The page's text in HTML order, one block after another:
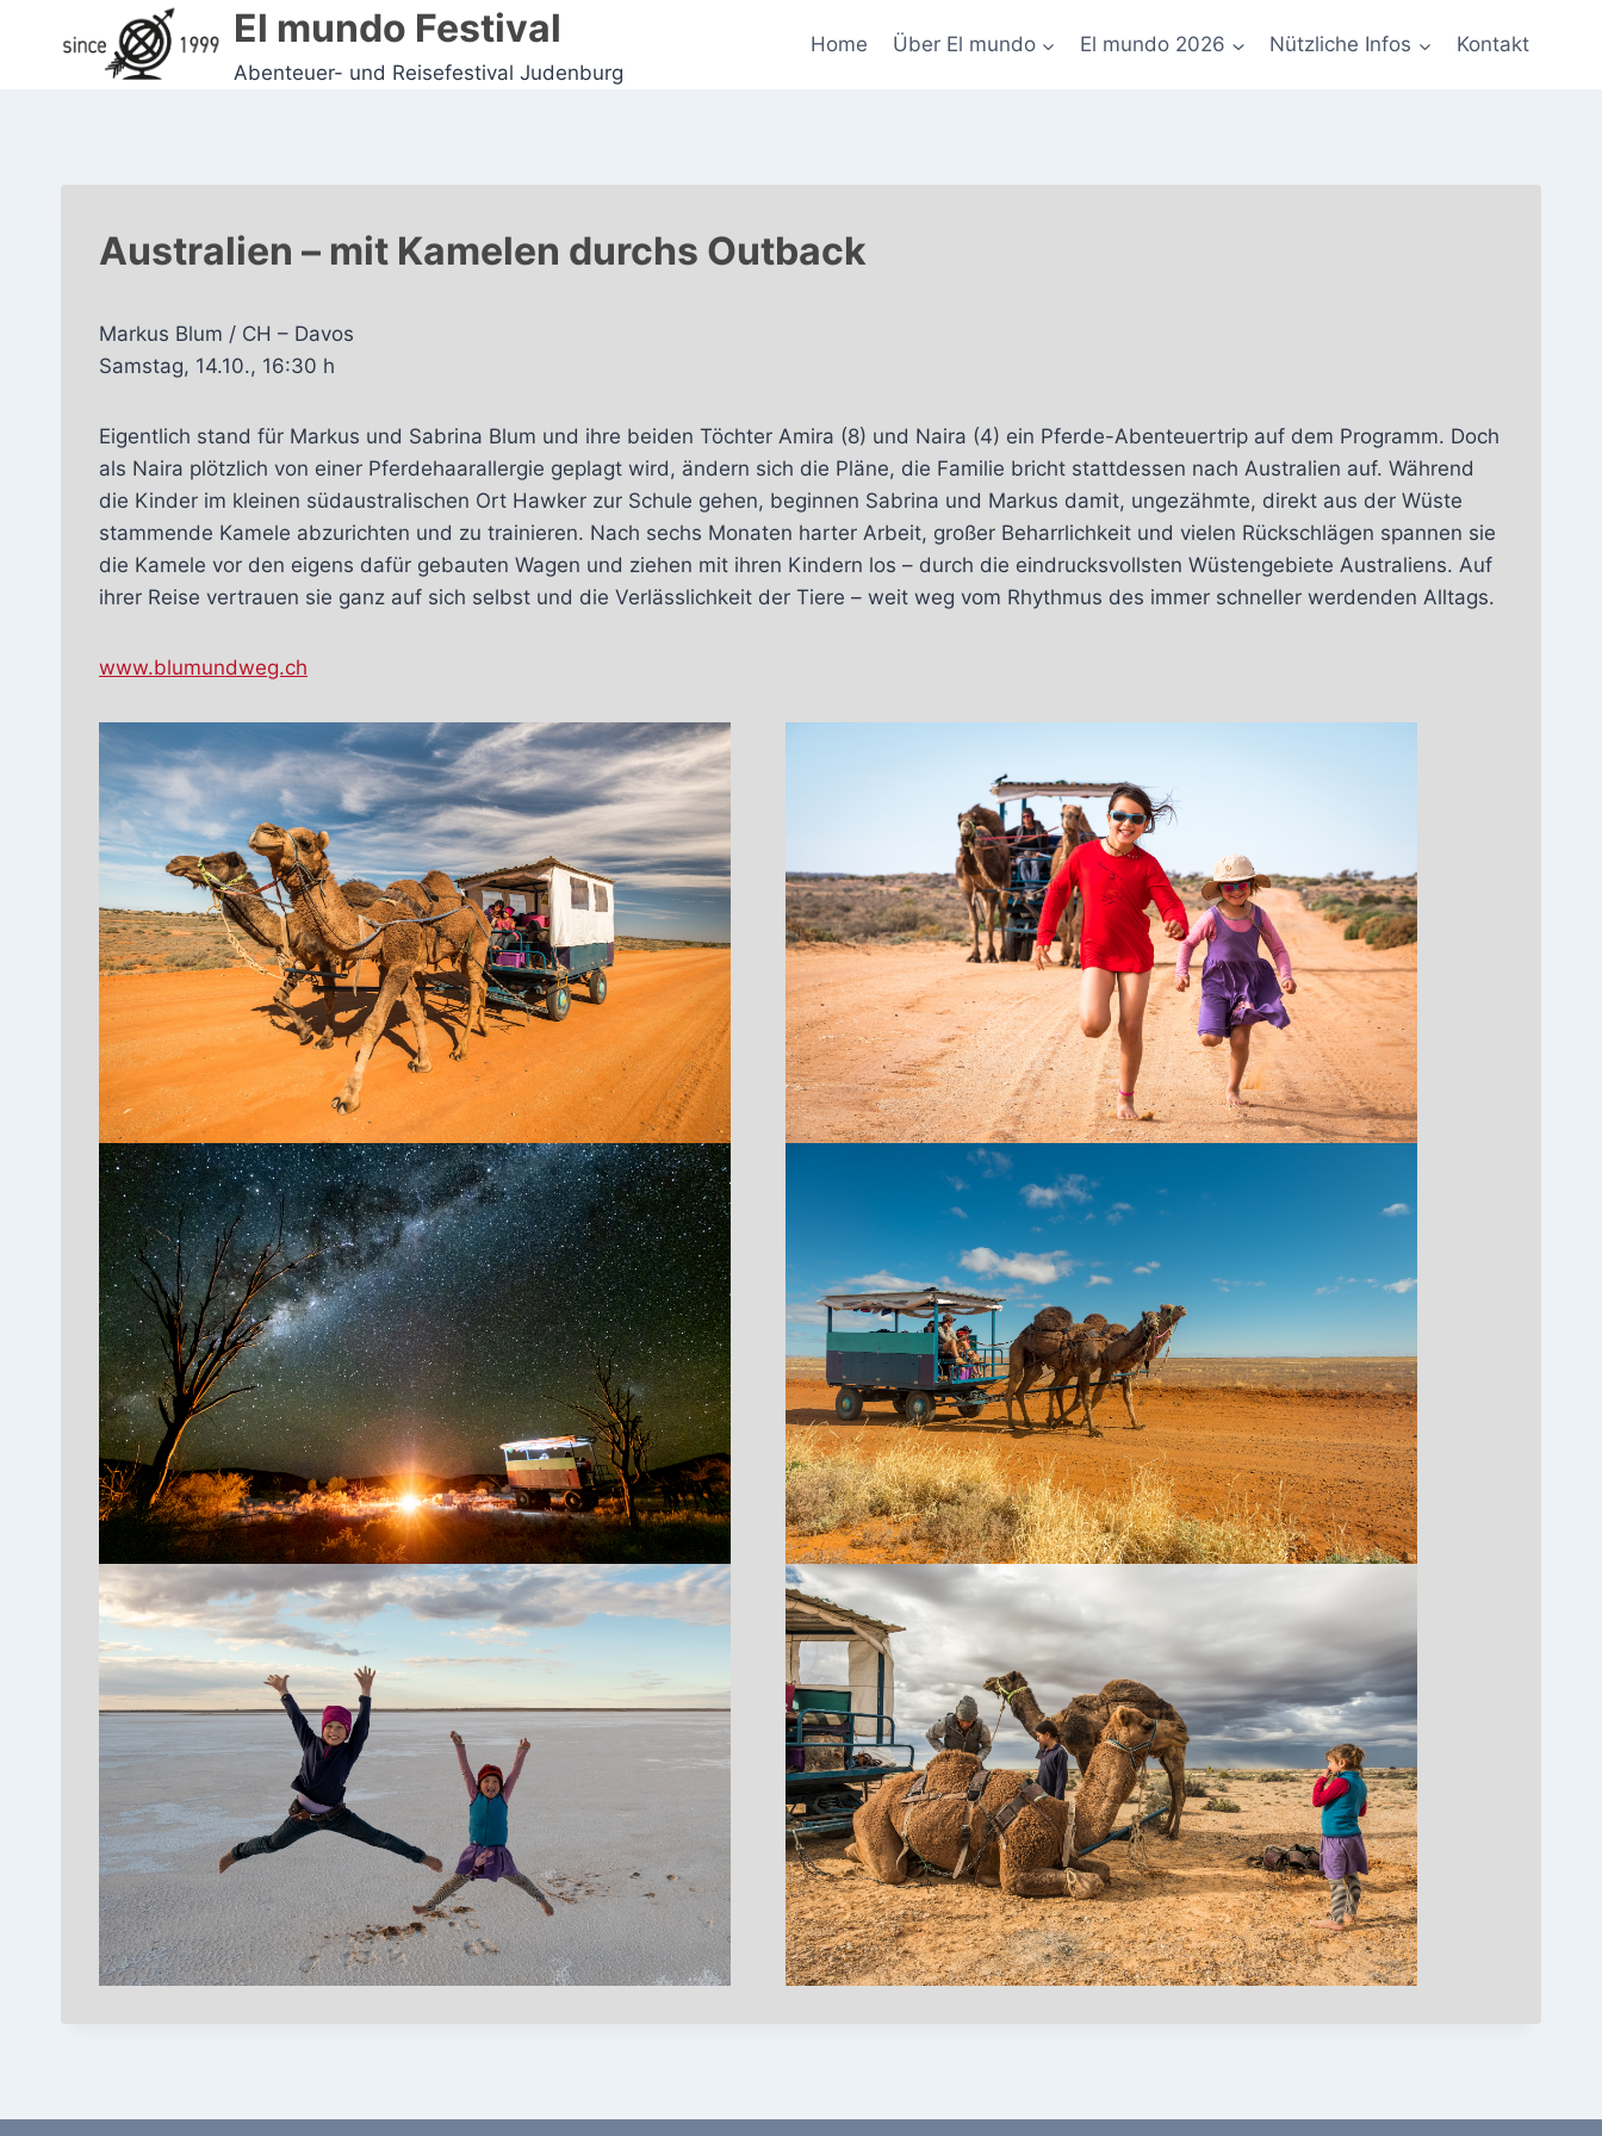
El mundo Festival
Abenteuer- und Reisefestival Judenburg
Home Über El mundo El mundo 2026 Nützliche Infos Kontakt
Australien – mit Kamelen durchs Outback
Markus Blum / CH – Davos
Samstag, 14.10., 16:30 h
Eigentlich stand für Markus und Sabrina Blum und ihre beiden Töchter Amira (8) und Naira (4) ein Pferde-Abenteuertrip auf dem Programm. Doch
als Naira plötzlich von einer Pferdehaarallergie geplagt wird, ändern sich die Pläne, die Familie bricht stattdessen nach Australien auf. Während
die Kinder im kleinen südaustralischen Ort Hawker zur Schule gehen, beginnen Sabrina und Markus damit, ungezähmte, direkt aus der Wüste
stammende Kamele abzurichten und zu trainieren. Nach sechs Monaten harter Arbeit, großer Beharrlichkeit und vielen Rückschlägen spannen sie
die Kamele vor den eigens dafür gebauten Wagen und ziehen mit ihren Kindern los – durch die eindrucksvollsten Wüstengebiete Australiens. Auf
ihrer Reise vertrauen sie ganz auf sich selbst und die Verlässlichkeit der Tiere – weit weg vom Rhythmus des immer schneller werdenden Alltags.
www.blumundweg.ch